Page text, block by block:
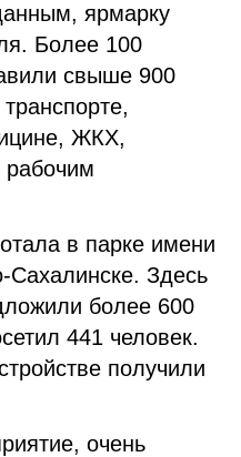
ярмарку
Более 100
свыше 900
ЖКХ,
рабочим
в парке имени
Здесь
более 600
441 человек.
получили
очень